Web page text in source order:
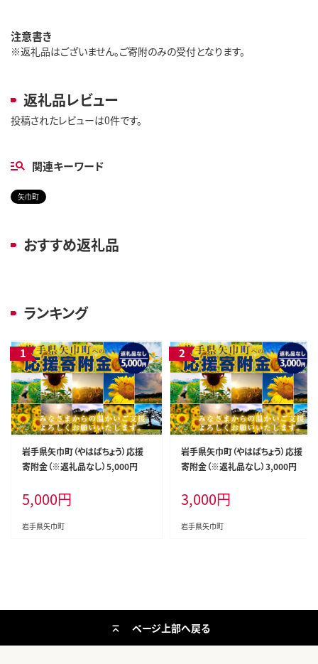
注意書き
※返礼品はございません。ご寄附のみの受付となります。
返礼品レビュー
投稿されたレビューは0件です。
関連キーワード
矢巾町
おすすめ返礼品
ランキング
岩手県矢巾町（やはばちょう）応援
寄附金（※返礼品なし）5,000円
5,000円
岩手県矢巾町
岩手県矢巾町（やはばちょう）応援
寄附金（※返礼品なし）3,000円
3,000円
岩手県矢巾町
ページ上部へ戻る